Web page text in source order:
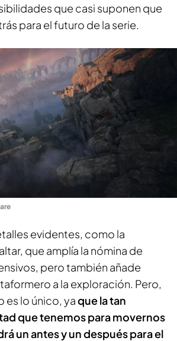
que casi suponen que
para el futuro de la serie.
evidentes, como la
que amplía la nómina de
pero también añade
a la exploración. Pero,
es lo único, yaque la tan
que tenemos para movernos
un antes y un después para el